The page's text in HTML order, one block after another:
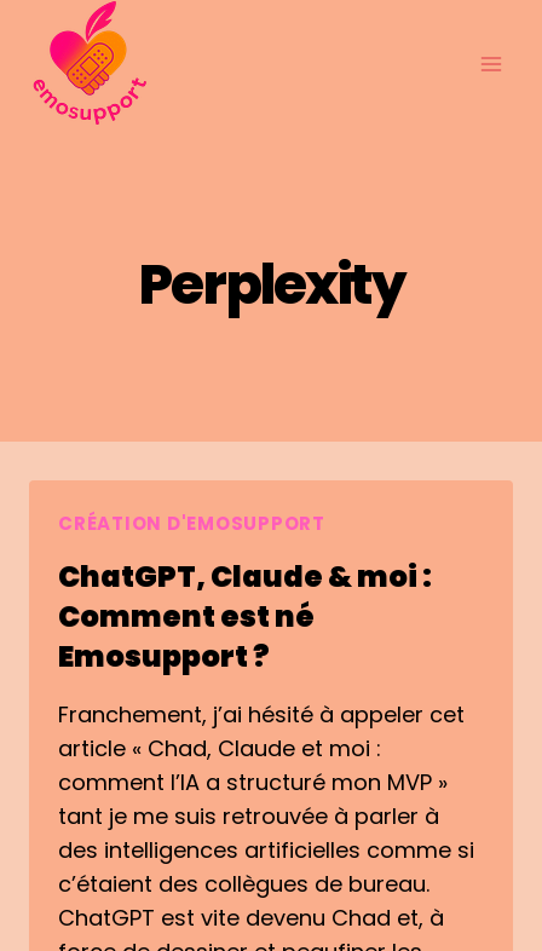
contenu
Perplexity
CRÉATION D'EMOSUPPORT
ChatGPT, Claude & moi :
Comment est né
Emosupport ?
Franchement, j’ai hésité à appeler cet
article « Chad, Claude et moi :
comment l’IA a structuré mon MVP »
tant je me suis retrouvée à parler à
des intelligences artificielles comme si
c’étaient des collègues de bureau.
ChatGPT est vite devenu Chad et, à